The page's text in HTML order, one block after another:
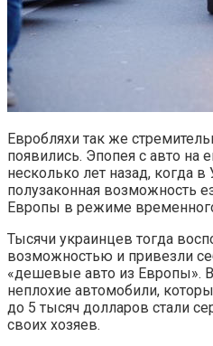
Евробляхи так же
появились. Эпопея с авто на
несколько лет назад, когда в
полузаконная возможность
Европы в режиме
Тысячи украинцев тогда
возможностью и привезли
«дешевые авто из Европы».
неплохие автомобили,
до 5 тысяч долларов стали
своих хозяев.